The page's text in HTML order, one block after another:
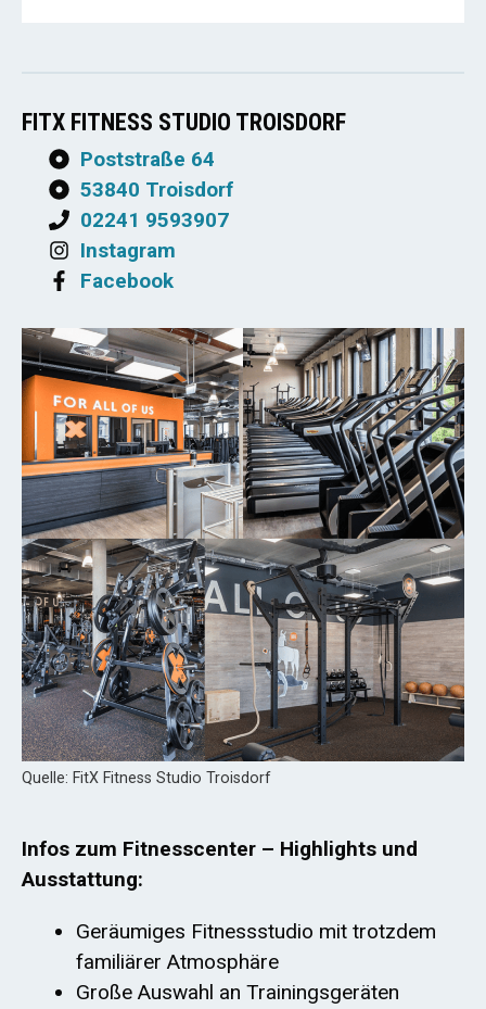
FITX FITNESS STUDIO TROISDORF
Poststraße 64
53840 Troisdorf
02241 9593907
Instagram
Facebook
Quelle: FitX Fitness Studio Troisdorf
Infos zum Fitnesscenter – Highlights und
Ausstattung:
Geräumiges Fitnessstudio mit trotzdem
familiärer Atmosphäre
Große Auswahl an Trainingsgeräten